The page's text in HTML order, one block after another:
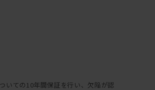
いての10年間保証を行い、欠陥が認